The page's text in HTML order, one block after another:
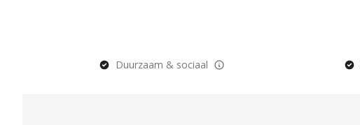
Duurzaam & sociaal